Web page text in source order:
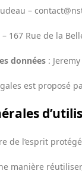
–
167 Rue de la
données :
est proposé
de l’esprit
manière